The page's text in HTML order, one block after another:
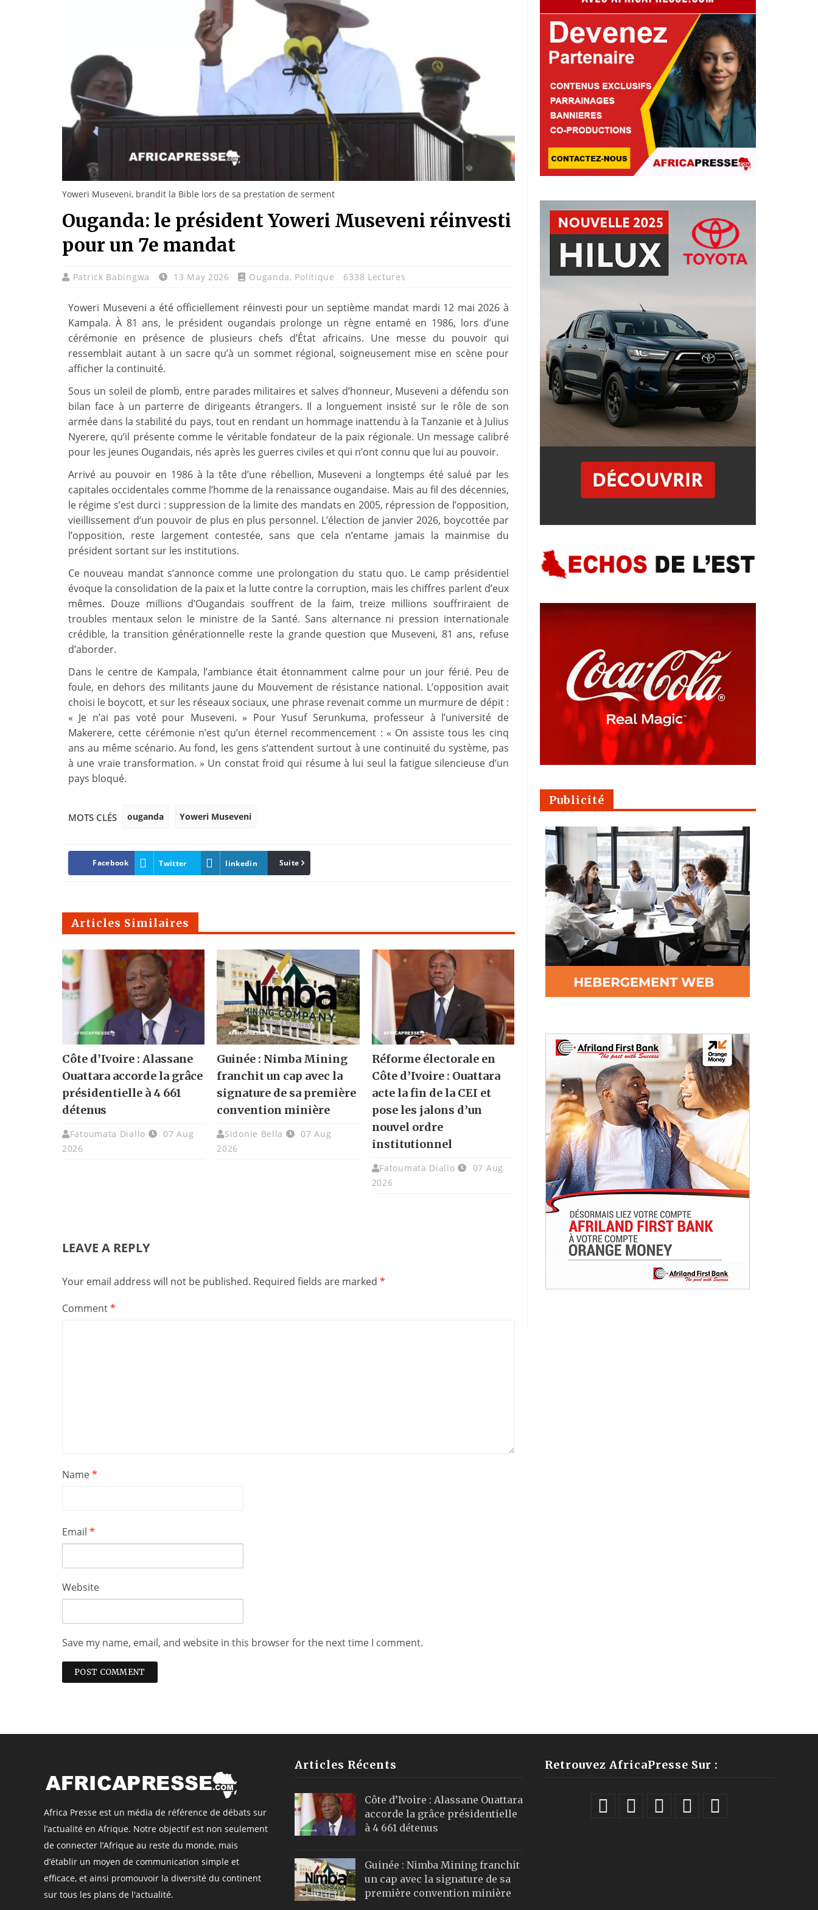
Yoweri Museveni, brandit la Bible lors de sa prestation de serment
Ouganda: le président Yoweri Museveni réinvesti
pour un 7e mandat
Patrick Babingwa 13 May 2026 Ouganda, Politique 6338 Lectures
Yoweri Museveni a été officiellement réinvesti pour un septième mandat mardi 12 mai 2026 à
Kampala. À 81 ans, le président ougandais prolonge un règne entamé en 1986, lors d’une
cérémonie en présence de plusieurs chefs d’État africains. Une messe du pouvoir qui
ressemblait autant à un sacre qu’à un sommet régional, soigneusement mise en scène pour
afficher la continuité.
Sous un soleil de plomb, entre parades militaires et salves d’honneur, Museveni a défendu son
bilan face à un parterre de dirigeants étrangers. Il a longuement insisté sur le rôle de son
armée dans la stabilité du pays, tout en rendant un hommage inattendu à la Tanzanie et à Julius
Nyerere, qu’il présente comme le véritable fondateur de la paix régionale. Un message calibré
pour les jeunes Ougandais, nés après les guerres civiles et qui n’ont connu que lui au pouvoir.
Arrivé au pouvoir en 1986 à la tête d’une rébellion, Museveni a longtemps été salué par les
capitales occidentales comme l’homme de la renaissance ougandaise. Mais au fil des décennies,
le régime s’est durci : suppression de la limite des mandats en 2005, répression de l’opposition,
vieillissement d’un pouvoir de plus en plus personnel. L’élection de janvier 2026, boycottée par
l’opposition, reste largement contestée, sans que cela n’entame jamais la mainmise du
président sortant sur les institutions.
Ce nouveau mandat s’annonce comme une prolongation du statu quo. Le camp présidentiel
évoque la consolidation de la paix et la lutte contre la corruption, mais les chiffres parlent d’eux
mêmes. Douze millions d’Ougandais souffrent de la faim, treize millions souffriraient de
troubles mentaux selon le ministre de la Santé. Sans alternance ni pression internationale
crédible, la transition générationnelle reste la grande question que Museveni, 81 ans, refuse
d’aborder.
Dans le centre de Kampala, l’ambiance était étonnamment calme pour un jour férié. Peu de
foule, en dehors des militants jaune du Mouvement de résistance national. L’opposition avait
choisi le boycott, et sur les réseaux sociaux, une phrase revenait comme un murmure de dépit :
« Je n’ai pas voté pour Museveni. » Pour Yusuf Serunkuma, professeur à l’université de
Makerere, cette cérémonie n’est qu’un éternel recommencement : « On assiste tous les cinq
ans au même scénario. Au fond, les gens s’attendent surtout à une continuité du système, pas
à une vraie transformation. » Un constat froid qui résume à lui seul la fatigue silencieuse d’un
pays bloqué.
MOTS CLÉS ouganda Yoweri Museveni
Facebook Twitter linkedin Pinterest
Suite
Articles Similaires
Côte d’Ivoire : Alassane
Ouattara accorde la grâce
présidentielle à 4 661
détenus
Fatoumata Diallo
07 Aug
2026
Guinée : Nimba Mining
franchit un cap avec la
signature de sa première
convention minière
Sidonie Bella
07 Aug
2026
Réforme électorale en
Côte d’Ivoire : Ouattara
acte la fin de la CEI et
pose les jalons d’un
nouvel ordre
institutionnel
Fatoumata Diallo
07 Aug
2026
LEAVE A REPLY
Your email address will not be published. Required fields are marked *
Comment*
Name*
Email *
Website
Save my name, email, and website in this browser for the next time I comment.
Publicité
Africa Presse est un média de référence de débats sur
l’actualité en Afrique. Notre objectif est non seulement
de connecter l’Afrique au reste du monde, mais
d’établir un moyen de communication simple et
efficace, et ainsi promouvoir la diversité du continent
sur tous les plans de l'actualité.
Articles Récents
Côte d’Ivoire : Alassane Ouattara
accorde la grâce présidentielle
à 4 661 détenus
Guinée : Nimba Mining franchit
un cap avec la signature de sa
première convention minière
Retrouvez AfricaPresse Sur :